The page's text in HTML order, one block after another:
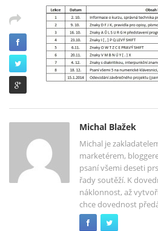
Michal Blažek
Michal je
marketérem,
psaní všemi deseti
řady soutěží. K
náklonnost, až
chce dovednost